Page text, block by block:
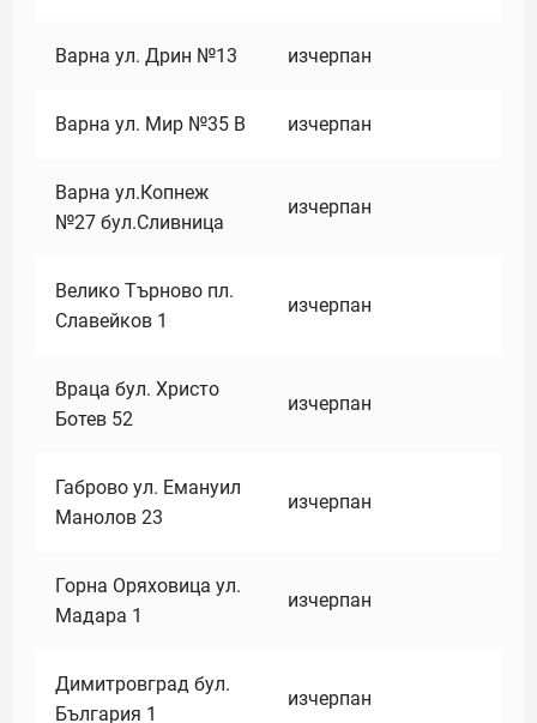
Варна ул. Дрин №13 изчерпан
Варна ул. Мир №35 В изчерпан
Варна ул.Копнеж
№27 бул.Сливница
изчерпан
Велико Търново пл.
Славейков 1
изчерпан
Враца бул. Христо
Ботев 52
изчерпан
Габрово ул. Емануил
Манолов 23
изчерпан
Горна Оряховица ул.
Мадара 1
изчерпан
Димитровград бул.
България 1
изчерпан